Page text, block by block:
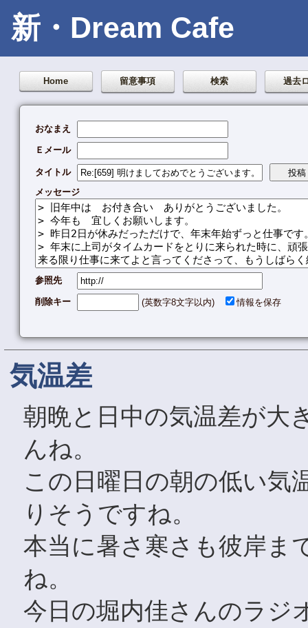
新・Dream Cafe
Home 留意事項 検索 過去
おなまえ
Ｅメール
タイトル
メッセージ
参照先
削除キー (英数字8文字以内) 情報を保存
気温差
朝晩と日中の気温差が大
んね。
この日曜日の朝の低い気
りそうですね。
本当に暑さ寒さも彼岸ま
ね。
今日の堀内佳さんのラジ